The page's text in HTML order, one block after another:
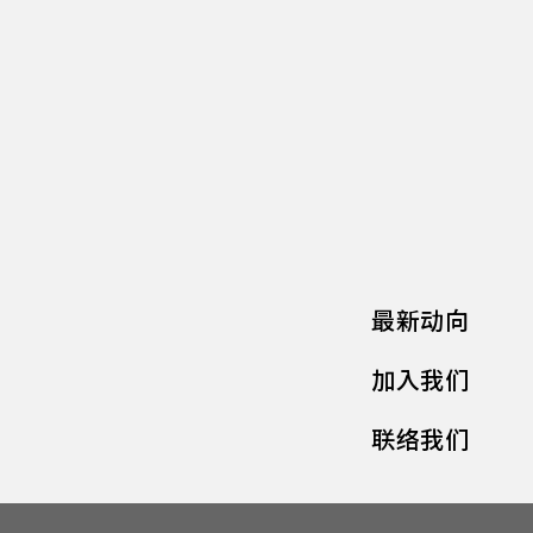
最新动向
加入我们
联络我们